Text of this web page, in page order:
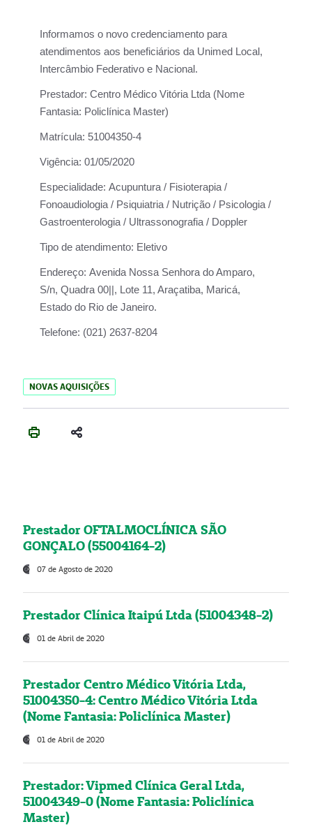
Informamos o novo credenciamento para
atendimentos aos beneficiários da Unimed Local,
Intercâmbio Federativo e Nacional.
Prestador: Centro Médico Vitória Ltda (Nome
Fantasia: Policlínica Master)
Matrícula: 51004350-4
Vigência: 01/05/2020
Especialidade: Acupuntura / Fisioterapia /
Fonoaudiologia / Psiquiatria / Nutrição / Psicologia /
Gastroenterologia / Ultrassonografia / Doppler
Tipo de atendimento: Eletivo
Endereço: Avenida Nossa Senhora do Amparo,
S/n, Quadra 00||, Lote 11, Araçatiba, Maricá,
Estado do Rio de Janeiro.
Telefone: (021) 2637-8204
NOVAS AQUISIÇÕES
Prestador OFTALMOCLÍNICA SÃO
GONÇALO (55004164-2)
07 de Agosto de 2020
Prestador Clínica Itaipú Ltda (51004348-2)
01 de Abril de 2020
Prestador Centro Médico Vitória Ltda,
51004350-4: Centro Médico Vitória Ltda
(Nome Fantasia: Policlínica Master)
01 de Abril de 2020
Prestador: Vipmed Clínica Geral Ltda,
51004349-0 (Nome Fantasia: Policlínica
Master)